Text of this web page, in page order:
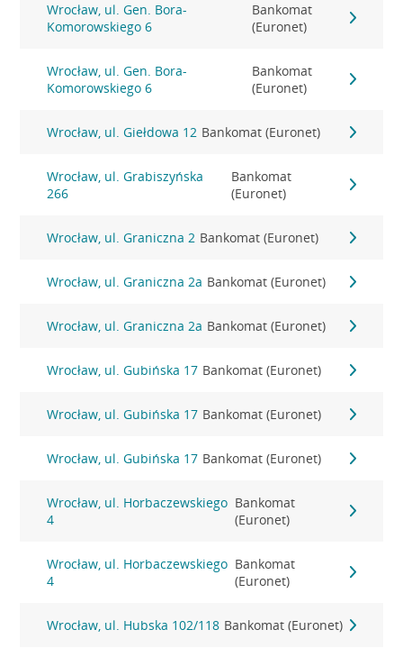
Wrocław, ul. Gen. Bora-
Komorowskiego 6
Bankomat
(Euronet)
Wrocław, ul. Gen. Bora-
Komorowskiego 6
Bankomat
(Euronet)
Wrocław, ul. Giełdowa 12 Bankomat (Euronet)
Wrocław, ul. Grabiszyńska
266
Bankomat
(Euronet)
Wrocław, ul. Graniczna 2 Bankomat (Euronet)
Wrocław, ul. Graniczna 2a Bankomat (Euronet)
Wrocław, ul. Graniczna 2a Bankomat (Euronet)
Wrocław, ul. Gubińska 17 Bankomat (Euronet)
Wrocław, ul. Gubińska 17 Bankomat (Euronet)
Wrocław, ul. Gubińska 17 Bankomat (Euronet)
Wrocław, ul. Horbaczewskiego
4
Bankomat
(Euronet)
Wrocław, ul. Horbaczewskiego
4
Bankomat
(Euronet)
Wrocław, ul. Hubska 102/118 Bankomat (Euronet)